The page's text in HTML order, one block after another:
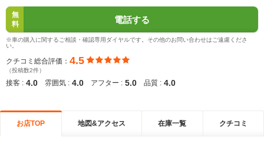
無
料
電話する
※車の購入に関するご相談・確認専用ダイヤルです。その他のお問い合わせはご遠慮くださ
い。
クチコミ総合評価： 4.5
（投稿数2件）
接客 : 4.0 雰囲気 : 4.0 アフター : 5.0 品質 : 4.0
お店TOP 地図&アクセス 在庫一覧 クチコミ